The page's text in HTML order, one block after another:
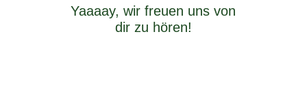
Yaaaay, wir freuen uns von
dir zu hören!